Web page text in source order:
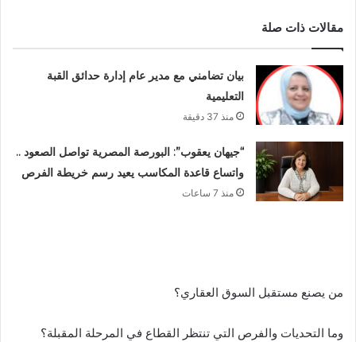
مقالات ذات صلة
بيان تضامني مع مدير عام إدارة حدائق القبة
التعليمية
منذ 37 دقيقة
“جيهان يعقوب”: البورصة المصرية تواصل الصعود ..
واتساع قاعدة المكاسب يعيد رسم خريطة الفرص
منذ 7 ساعات
من يصنع مستقبل السوق العقاري؟
وما التحديات والفرص التي تنتظر القطاع في المرحلة المقبلة؟